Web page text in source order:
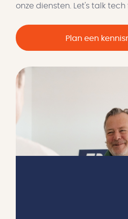
onze diensten. Let's talk tech
Plan een